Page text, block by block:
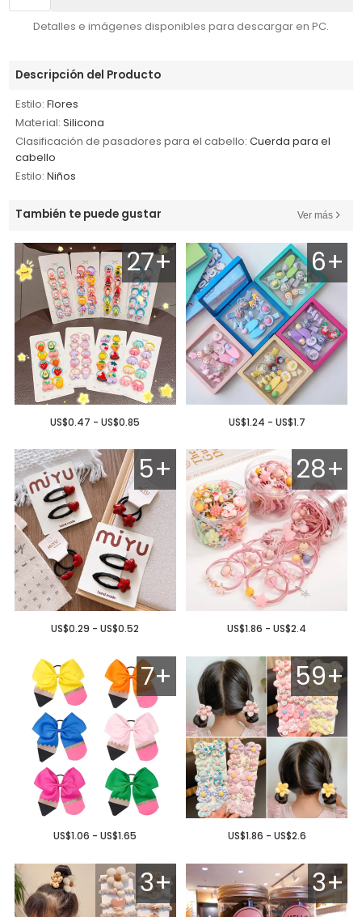
Detalles e imágenes disponibles para descargar en PC.
Descripción del Producto
Estilo: Flores
Material: Silicona
Clasificación de pasadores para el cabello: Cuerda para el
cabello
Estilo: Niños
También te puede gustar Ver más
27+
US$0.47 - US$0.85
6+
US$1.24 - US$1.7
5+
US$0.29 - US$0.52
28+
US$1.86 - US$2.4
7+
US$1.06 - US$1.65
59+
US$1.86 - US$2.6
3+ 3+